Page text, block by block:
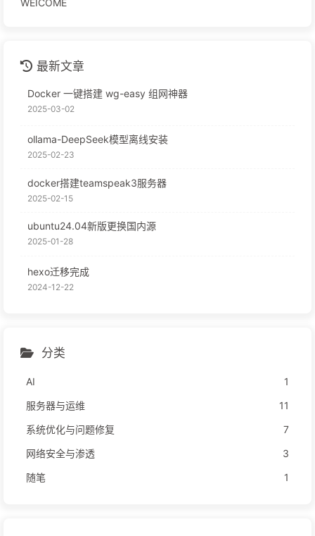
WEICOME
最新文章
Docker 一键搭建 wg-easy 组网神器
2025-03-02
ollama-DeepSeek模型离线安装
2025-02-23
docker搭建teamspeak3服务器
2025-02-15
ubuntu24.04新版更换国内源
2025-01-28
hexo迁移完成
2024-12-22
分类
AI
1
服务器与运维
11
系统优化与问题修复
7
网络安全与渗透
3
随笔
1